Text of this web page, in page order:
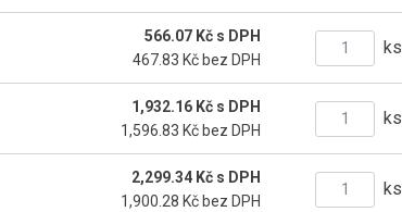
566.07 Kč s DPH
467.83 Kč bez DPH
ks
1,932.16 Kč s DPH
1,596.83 Kč bez DPH
ks
2,299.34 Kč s DPH
1,900.28 Kč bez DPH
ks